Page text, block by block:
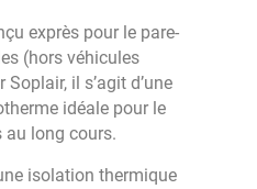
exprès pour le pare-
(hors véhicules
il s’agit d’une
idéale pour le
au long cours.
isolation thermique